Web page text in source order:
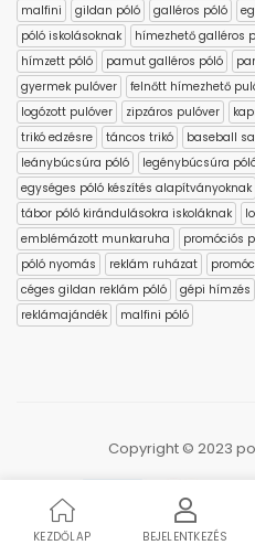
malfini gildan póló galléros póló
póló iskolásoknak
hímezhető galléros
hímzett póló
pamut galléros póló
gyermek pulóver
felnőtt hímezhető
logózott pulóver
zipzáros pulóver
trikó edzésre
táncos trikó baseball
leánybúcsúra póló
legénybúcsúra
egységes póló készítés alapítványoknak
tábor póló kirándulásokra iskoláknak
emblémázott munkaruha
promóciós
póló nyomás
reklám ruházat
céges gildan reklám póló
gépi hímzés
reklámajándék
malfini póló
Copyright © 2023
KEZDŐLAP BEJELENTKEZÉS